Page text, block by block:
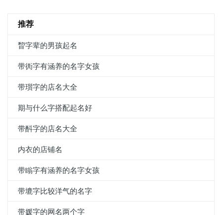
推荐
睝字辈的男孩起名
带衖字有涵养的名字女孩
带瓆字的店名大全
期与什么字搭配起名好
带酙字的店名大全
内衣的店铺名
带瞈字有涵养的名字女孩
带塶字比较洋气的名字
带媛字的网名两个字